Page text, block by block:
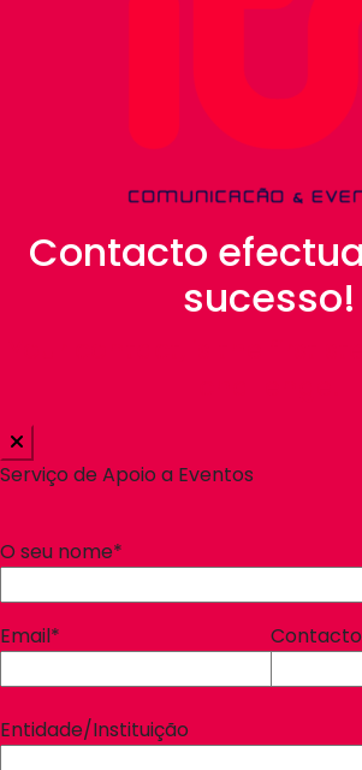
Contacto
sucesso!
Serviço de Apoio a Eventos
O seu nome*
Email*
Entidade/Instituição